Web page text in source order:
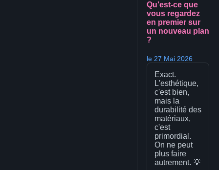
Qu'est-ce que
vous regardez
en premier sur
un nouveau plan
?
le 27 Mai 2026
Exact.
L'esthétique,
c'est bien,
mais la
durabilité des
matériaux,
c'est
primordial.
On ne peut
plus faire
autrement. 💡